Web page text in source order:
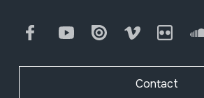
FacebookYoutube Issuu Vimeo Flickr
Contact